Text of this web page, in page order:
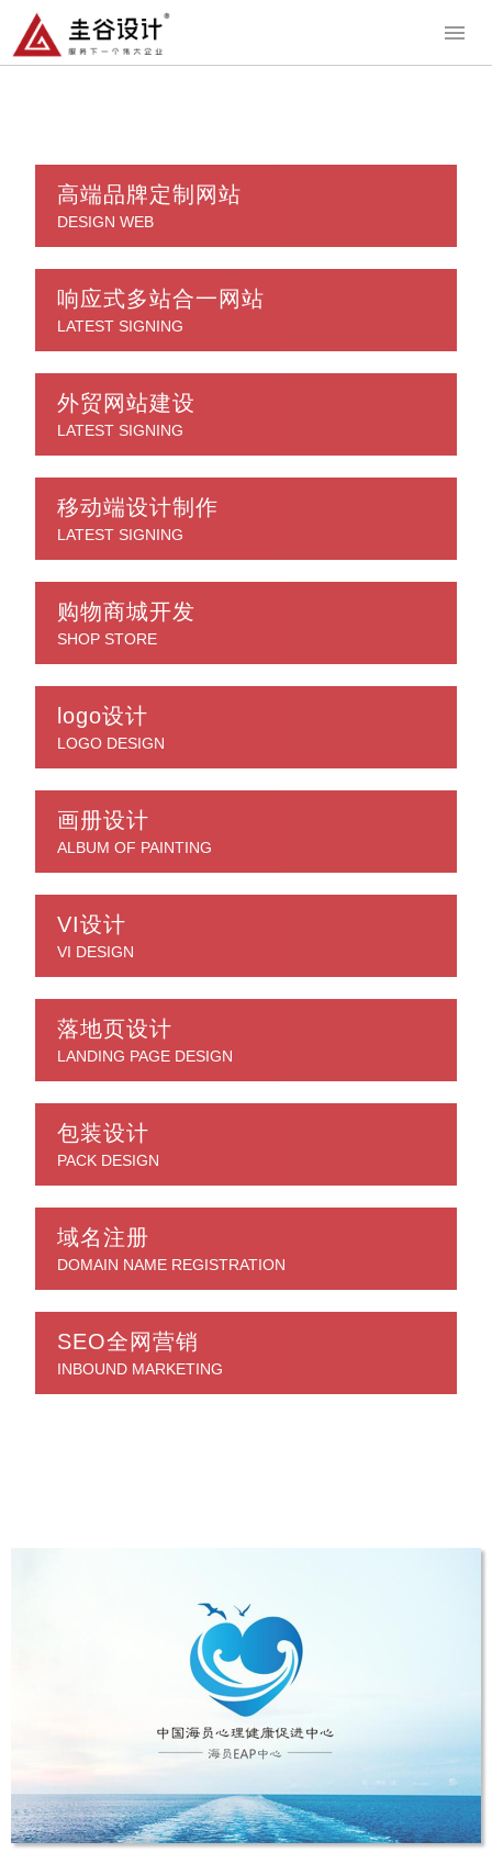
高端品牌定制网站
DESIGN WEB
响应式多站合一网站
LATEST SIGNING
外贸网站建设
LATEST SIGNING
移动端设计制作
LATEST SIGNING
购物商城开发
SHOP STORE
logo设计
LOGO DESIGN
画册设计
ALBUM OF PAINTING
VI设计
VI DESIGN
落地页设计
LANDING PAGE DESIGN
包装设计
PACK DESIGN
域名注册
DOMAIN NAME REGISTRATION
SEO全网营销
INBOUND MARKETING